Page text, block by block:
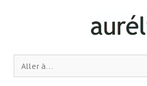
Aller à...